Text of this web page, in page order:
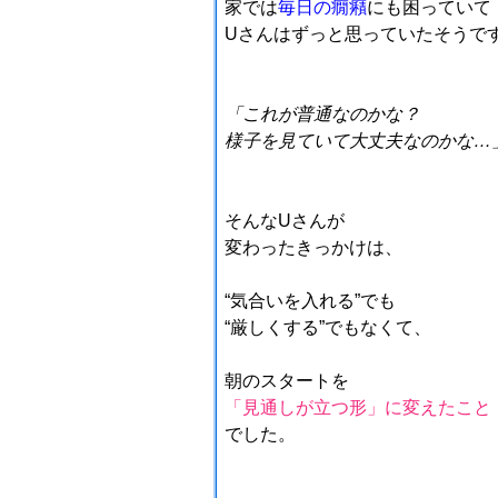
家では毎日の癇癪にも困っていて
Uさんはずっと思っていたそうで
「これが普通なのかな？
様子を見ていて大丈夫なのかな…
そんなUさんが
変わったきっかけは、
“気合いを入れる”でも
“厳しくする”でもなくて、
朝のスタートを
「見通しが立つ形」に変えたこと
でした。